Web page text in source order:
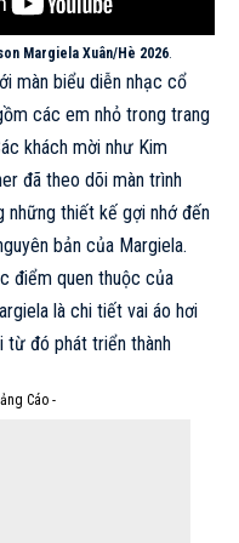
Margiela Xuân/Hè 2026
màn biểu diễn nhạc cổ
các em nhỏ trong trang
khách mời như Kim
đã theo dõi màn trình
những thiết kế gợi nhớ đến
bản của Margiela.
điểm quen thuộc của
là chi tiết vai áo hơi
từ đó phát triển thành
Cáo -